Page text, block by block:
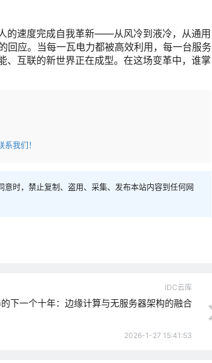
的速度完成自我革新——从风冷到液冷，从通用
回应。当每一瓦电力都被高效利用，每一台服务
、互联的新世界正在成型。在这场变革中，谁掌
我们！
时，禁止复制、盗用、采集、发布本站内容到任何网
IDC云库
下一个十年：边缘计算与无服务器架构的融合
2026-1-27 15:41:53